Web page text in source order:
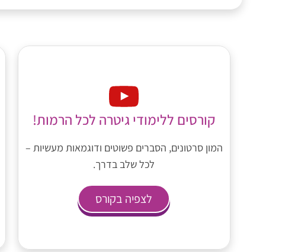
קורסים ללימודי גיטרה לכל הרמות!
המון סרטונים, הסברים פשוטים ודוגמאות מעשיות –
לכל שלב בדרך.
לצפיה בקורס